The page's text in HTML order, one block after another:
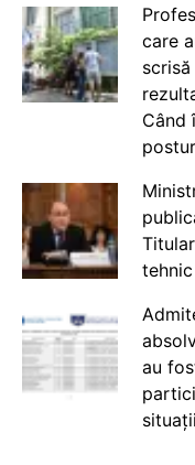
care
Când
au